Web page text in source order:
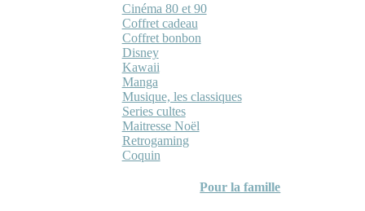
Cinéma 80 et 90
Coffret cadeau
Coffret bonbon
Disney
Kawaii
Manga
Musique, les classiques
Series cultes
Maitresse Noël
Retrogaming
Coquin
Pour la famille